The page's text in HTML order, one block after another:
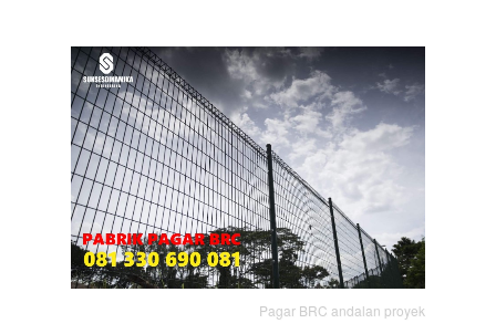
Pagar BRC andalan proyek